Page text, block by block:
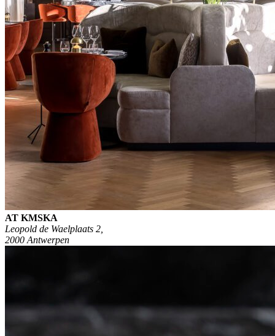
AT KMSKA
Leopold de Waelplaats 2,
2000 Antwerpen